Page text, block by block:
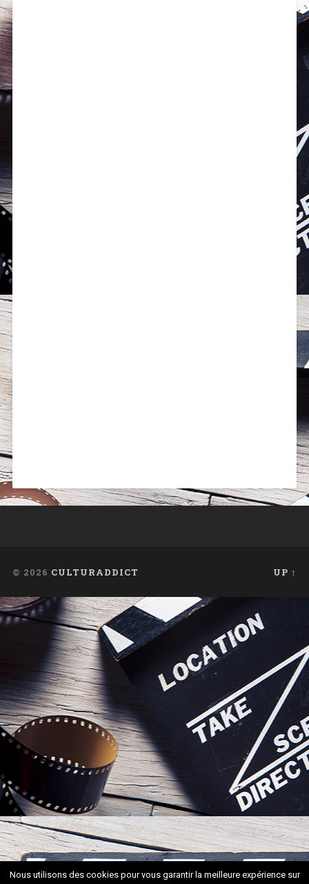
© 2026 CULTURADDICT UP ↑
Nous utilisons des cookies pour vous garantir la meilleure expérience sur